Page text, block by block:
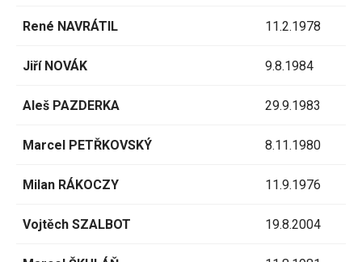
René NAVRÁTIL 11.2.1978
Jiří NOVÁK 9.8.1984
Aleš PAZDERKA 29.9.1983
Marcel PETŘKOVSKÝ 8.11.1980
Milan RÁKOCZY 11.9.1976
Vojtěch SZALBOT 19.8.2004